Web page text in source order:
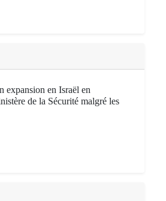
expansion en Israël en
de la Sécurité malgré les